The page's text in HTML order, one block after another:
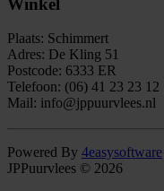
Winkel
Plaats: Schimmert
Adres: De Kling 51
Postcode: 6333 ER
Telefoon: (06) 41 23 23 12
Mail: info@jppuurvlees.nl
Powered By 4easysoftware
JPPuurvlees © 2026